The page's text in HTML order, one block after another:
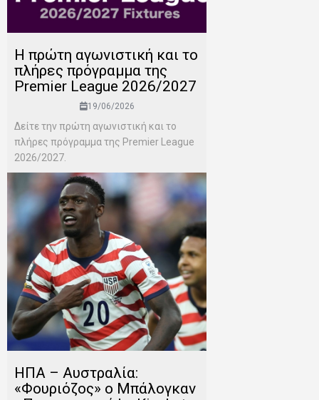
H πρώτη αγωνιστική και το
πλήρες πρόγραμμα της
Premier League 2026/2027
19/06/2026
Δείτε την πρώτη αγωνιστική και το
πλήρες πρόγραμμα της Premier League
2026/2027.
ΗΠΑ – Αυστραλία:
«Φουριόζος» ο Μπάλογκαν